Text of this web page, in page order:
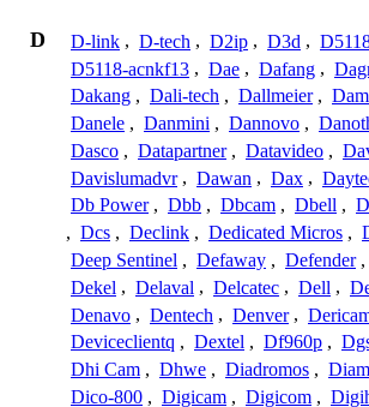
D D-link , D-tech , D2ip , D3d ,
D5118-acnkf13 , Dae , Dafang ,
Dakang , Dali-tech , Dallmeier ,
Danele , Danmini , Dannovo ,
Dasco , Datapartner , Datavideo ,
Davislumadvr , Dawan , Dax ,
Db Power , Dbb , Dbcam , Dbell ,
, Dcs , Declink , Dedicated Micros ,
Deep Sentinel , Defaway , Defender ,
Dekel , Delaval , Delcatec , Dell ,
Denavo , Dentech , Denver ,
Deviceclientq , Dextel , Df960p ,
Dhi Cam , Dhwe , Diadromos ,
Dico-800 , Digicam , Digicom ,